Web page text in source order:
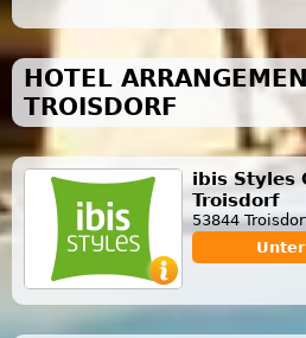
HOTEL
TROISDORF
ibis Styles
Troisdorf
53844